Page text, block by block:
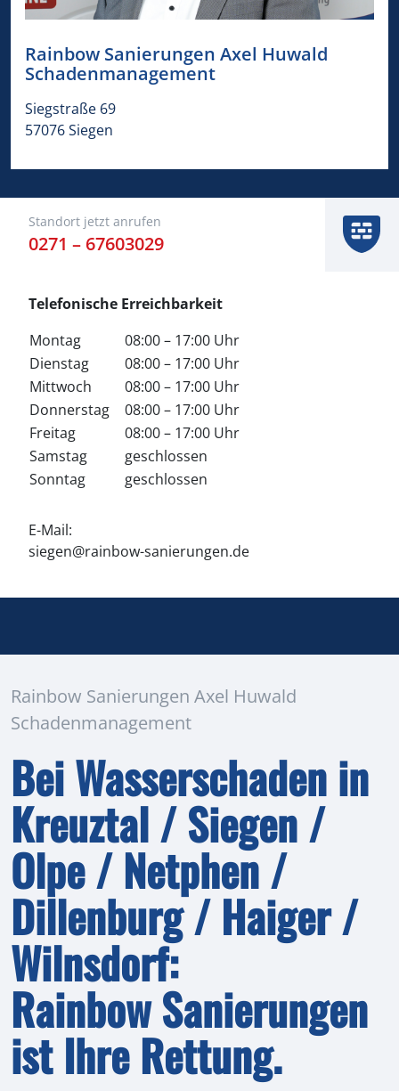
Rainbow Sanierungen ​​Axel Huwald
Schadenmanagement​
​​Siegstraße 69​
​​​​57076​​ ​​​​Siegen​ ​
Standort jetzt anrufen
0271 – 67603029
Telefonische Erreichbarkeit
Montag
08:00 – 17:00 Uhr
Dienstag
08:00 – 17:00 Uhr
Mittwoch
08:00 – 17:00 Uhr
Donnerstag
08:00 – 17:00 Uhr
Freitag
08:00 – 17:00 Uhr
Samstag
geschlossen
Sonntag
geschlossen
E-Mail:
​​siegen@rainbow-sanierungen.de​
Rainbow Sanierungen ​​Axel Huwald
Schadenmanagement​
Bei Wasserschaden in
Kreuztal / Siegen /
Olpe / Netphen /
Dillenburg / Haiger /
Wilnsdorf:
Rainbow Sanierungen
ist Ihre Rettung.